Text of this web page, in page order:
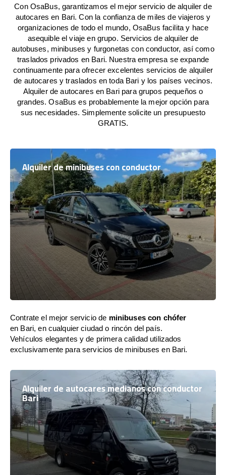
Con OsaBus, garantizamos el mejor servicio de alquiler de
autocares en Bari. Con la confianza de miles de viajeros y
organizaciones de todo el mundo, OsaBus facilita y hace
asequible el viaje en grupo. Servicios de alquiler de
autobuses, minibuses y furgonetas con conductor, así como
traslados privados en Bari. Nuestra empresa se expande
continuamente para ofrecer excelentes servicios de alquiler
de autocares y traslados en toda Bari y los países vecinos.
Alquiler de autocares en Bari para grupos pequeños o
grandes. OsaBus es probablemente la mejor opción para
sus necesidades. Simplemente solicite un presupuesto
GRATIS.
Alquiler de minibuses con conductor
Contrate el mejor servicio de minibuses con chófer
en Bari, en cualquier ciudad o rincón del país.
Vehículos elegantes y de primera calidad utilizados
exclusivamente para servicios de minibuses en Bari.
Alquiler de autocares medianos con conductor
Bari